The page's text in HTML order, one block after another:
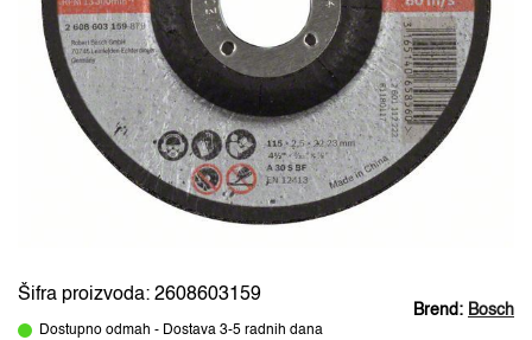
Brend: Bosch
Šifra proizvoda: 2608603159
Dostupno odmah - Dostava 3-5 radnih dana